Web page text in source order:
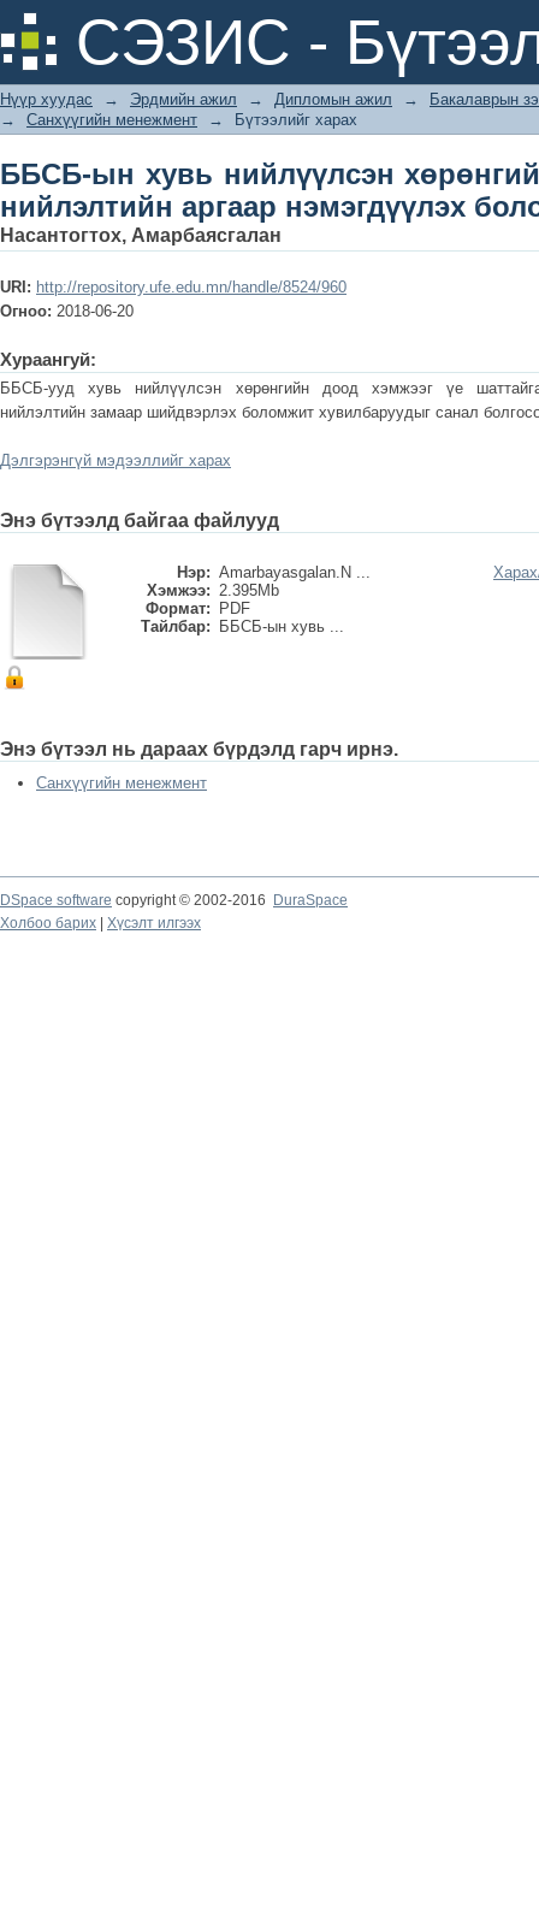
СЭЗИС -
ББСБ-ын хувь нийлүүлсэн
нэмэгдүүлэх боломж
Нүүр хуудас → Эрдмийн ажил → Дипломын ажил →
Бакалаврын
→
Санхүүгийн менежмент → Бүтээлийг харах
ББСБ-ын хувь нийлүүлсэн
нийлэлтийн аргаар нэмэгдүүлэх
Насантогтох, Амарбаясгалан
URI: http://repository.ufe.edu.mn/handle/8524/960
Огноо: 2018-06-20
Хураангуй:
ББСБ-ууд хувь нийлүүлсэн хөрөнгийн доод хэмжээг үе
нийлэлтийн замаар шийдвэрлэх боломжит хувилбаруудыг санал
Дэлгэрэнгүй мэдээллийг харах
Энэ бүтээлд байгаа файлууд
Нэр: Amarbayasgalan.N ...
Хэмжээ: 2.395Mb
Формат:
PDF
Тайлбар:
ББСБ-ын хувь ...
Энэ бүтээл нь дараах бүрдэлд гарч ирнэ.
Санхүүгийн менежмент
DSpace software copyright © 2002-2016
DuraSpace
Холбоо барих
Хүсэлт илгээх